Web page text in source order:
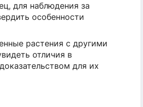
для наблюдения за
особенности
растения с другими
отличия в
для их